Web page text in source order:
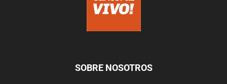
SOBRE NOSOTROS